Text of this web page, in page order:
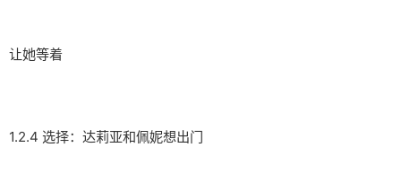
让她等着
1.2.4 选择：达莉亚和佩妮想出门